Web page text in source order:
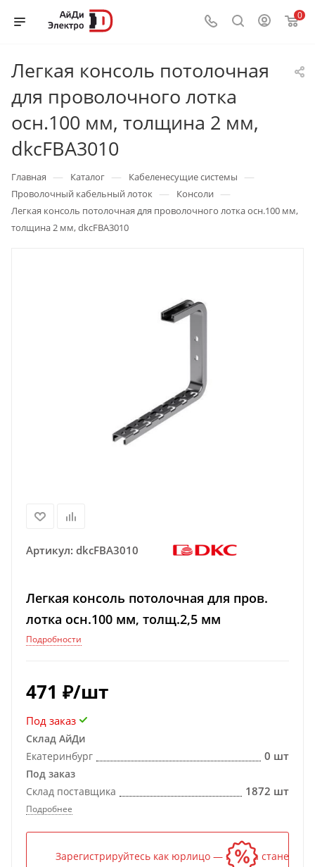
0
Легкая консоль потолочная
для проволочного лотка
осн.100 мм, толщина 2 мм,
dkcFBA3010
Главная — Каталог — Кабеленесущие системы —
Проволочный кабельный лоток — Консоли —
Легкая консоль потолочная для проволочного лотка осн.100 мм,
толщина 2 мм, dkcFBA3010
Артикул: dkcFBA3010
Легкая консоль потолочная для пров.
лотка осн.100 мм, толщ.2,5 мм
Подробности
471 ₽/шт
Под заказ
Склад АйДи
Екатеринбург
0 шт
Под заказ
Склад поставщика
1872 шт
Подробнее
Зарегистрируйтесь как юрлицо — и цена станет